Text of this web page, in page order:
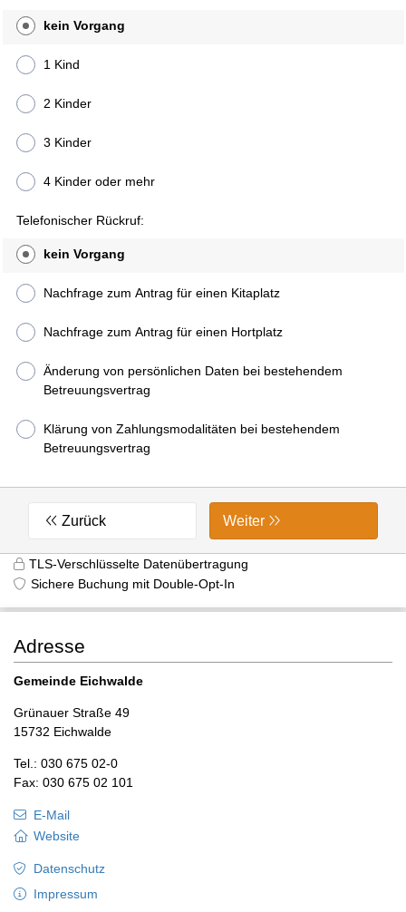
kein Vorgang
1 Kind
2 Kinder
3 Kinder
4 Kinder oder mehr
Telefonischer Rückruf:
kein Vorgang
Nachfrage zum Antrag für einen Kitaplatz
Nachfrage zum Antrag für einen Hortplatz
Änderung von persönlichen Daten bei bestehendem
Betreuungsvertrag
Klärung von Zahlungsmodalitäten bei bestehendem
Betreuungsvertrag
Zurück Weiter
TLS-Verschlüsselte Datenübertragung
Sichere Buchung mit Double-Opt-In
Adresse
Gemeinde Eichwalde
Grünauer Straße 49
15732 Eichwalde
Tel.: 030 675 02-0
Fax: 030 675 02 101
E-Mail
Website
Datenschutz
Impressum